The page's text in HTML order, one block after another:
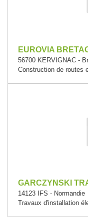
EUROVIA
56700 KERVIGNAC -
Construction de routes
GARCZYNSKI
14123 IFS - Normandie
Travaux d'installation